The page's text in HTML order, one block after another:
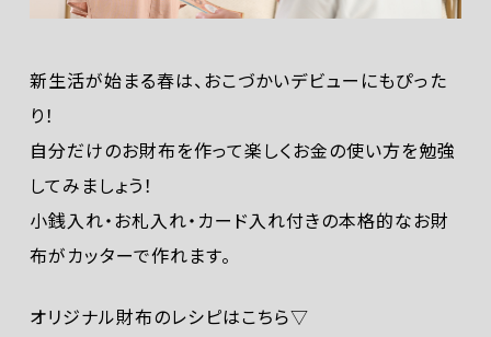
新生活が始まる春は、おこづかいデビューにもぴった
り！
自分だけのお財布を作って楽しくお金の使い方を勉強
してみましょう！
小銭入れ・お札入れ・カード入れ付きの本格的なお財
布がカッターで作れます。
オリジナル財布のレシピはこちら▽